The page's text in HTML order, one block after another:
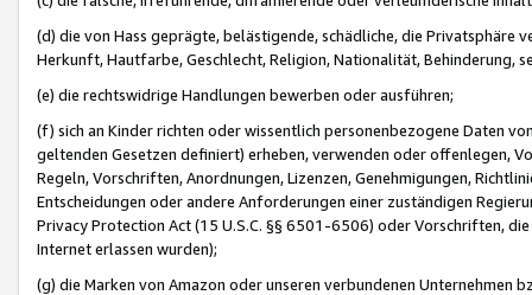
(d) die von Hass geprägte, belästigende, schädliche, die Privatsphäre
Herkunft, Hautfarbe, Geschlecht, Religion, Nationalität, Behinderung,
(e) die rechtswidrige Handlungen bewerben oder ausführen;
(f) sich an Kinder richten oder wissentlich personenbezogene Daten
geltenden Gesetzen definiert) erheben, verwenden oder offenlegen,
Regeln, Vorschriften, Anordnungen, Lizenzen, Genehmigungen,
Entscheidungen oder andere Anforderungen einer zuständigen
Privacy Protection Act (15 U.S.C. §§ 6501-6506) oder Vorschriften,
Internet erlassen wurden);
(g) die Marken von Amazon oder unseren verbundenen Unternehmen